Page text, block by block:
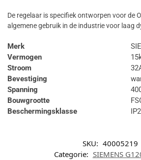
De regelaar is specifiek ontworpen voor de
algemene gebruik in de industrie voor laag
Merk
Vermogen
Stroom
Bevestiging
Spanning
Bouwgrootte
Beschermingsklasse
SKU: 40005219
Categorie: SIEMENS